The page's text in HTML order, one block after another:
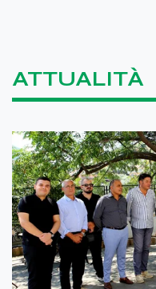
ATTUALITÀ